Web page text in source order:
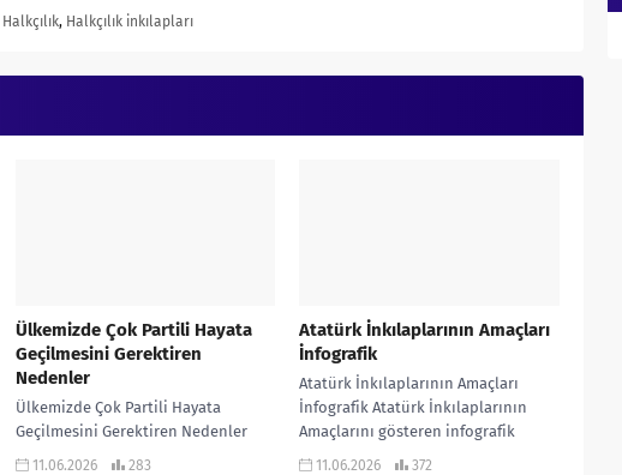
Halkçılık, Halkçılık inkılapları
Ülkemizde Çok Partili Hayata
Geçilmesini Gerektiren
Nedenler
Ülkemizde Çok Partili Hayata
Geçilmesini Gerektiren Nedenler
Ülkemizde Çok Partili Hayata
11.06.2026 283
Atatürk İnkılaplarının Amaçları
İnfografik
Atatürk İnkılaplarının Amaçları
İnfografik Atatürk İnkılaplarının
Amaçlarını gösteren infografik
çalışmadır… KONU ANLATIMLI
11.06.2026 372